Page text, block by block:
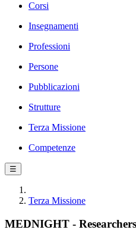
Corsi
Insegnamenti
Professioni
Persone
Pubblicazioni
Strutture
Terza Missione
Competenze
☰
Terza Missione
MEDNIGHT -